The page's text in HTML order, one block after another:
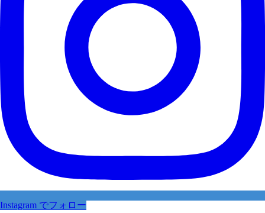
Instagram でフォロー